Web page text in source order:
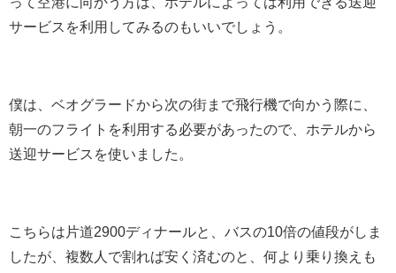
サービスを利用してみるのもいいでしょう。
僕は、ベオグラードから次の街まで飛行機で向かう際に、
朝一のフライトを利用する必要があったので、ホテルから
送迎サービスを使いました。
こちらは片道2900ディナールと、バスの10倍の値段がしま
したが、複数人で割れば安く済むのと、何より乗り換えも